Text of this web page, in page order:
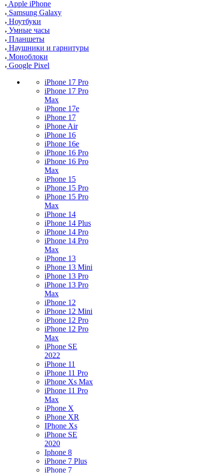
Apple iPhone
Samsung Galaxy
Ноутбуки
Умные часы
Планшеты
Наушники и гарнитуры
Моноблоки
Google Pixel
iPhone 17 Pro
iPhone 17 Pro
Max
iPhone 17e
iPhone 17
iPhone Air
iPhone 16
iPhone 16e
iPhone 16 Pro
iPhone 16 Pro
Max
iPhone 15
iPhone 15 Pro
iPhone 15 Pro
Max
iPhone 14
iPhone 14 Plus
iPhone 14 Pro
iPhone 14 Pro
Max
iPhone 13
iPhone 13 Mini
iPhone 13 Pro
iPhone 13 Pro
Max
iPhone 12
iPhone 12 Mini
iPhone 12 Pro
iPhone 12 Pro
Max
iPhone SE
2022
iPhone 11
iPhone 11 Pro
iPhone Xs Max
iPhone 11 Pro
Max
iPhone X
iPhone XR
IPhone Xs
iPhone SE
2020
Iphone 8
iPhone 7 Plus
iPhone 7